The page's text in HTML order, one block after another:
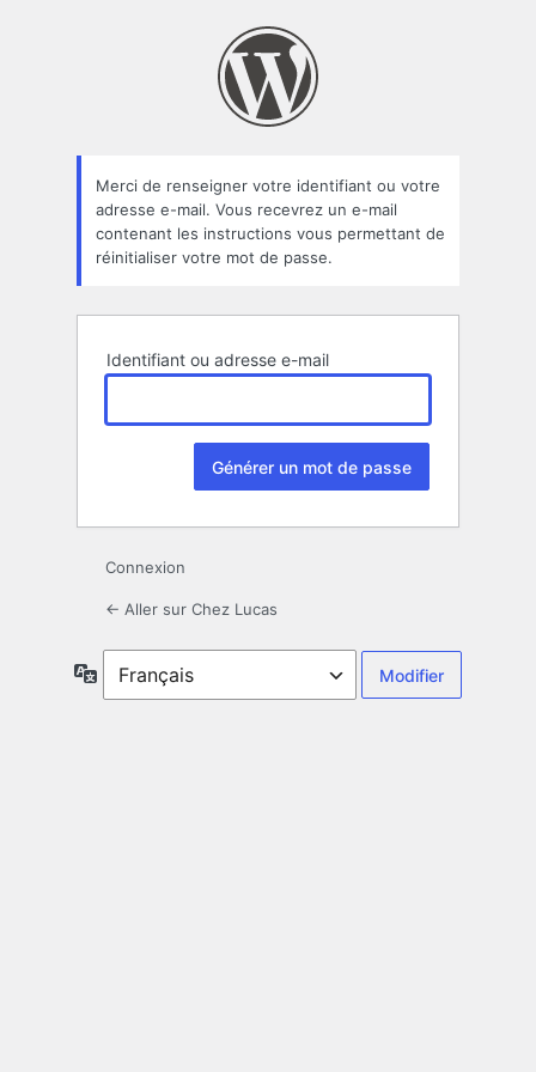
oublié
Merci de renseigner votre identifiant ou votre
adresse e-mail. Vous recevrez un e-mail
contenant les instructions vous permettant de
réinitialiser votre mot de passe.
Identifiant ou adresse e-mail
Connexion
← Aller sur Chez Lucas
Langue